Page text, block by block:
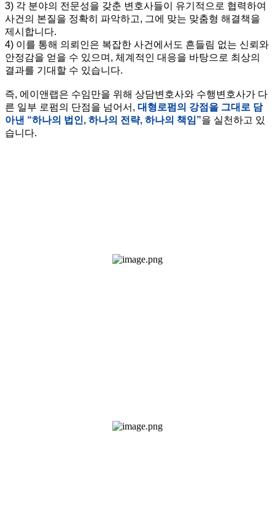
3) 각 분야의 전문성을 갖춘 변호사들이 유기적으로 협력하여
사건의 본질을 정확히 파악하고, 그에 맞는 맞춤형 해결책을
제시합니다.
4) 이를 통해 의뢰인은 복잡한 사건에서도 흔들림 없는 신뢰와
안정감을 얻을 수 있으며, 체계적인 대응을 바탕으로 최상의
결과를 기대할 수 있습니다.
즉, 에이앤랩은 수임만을 위해 상담변호사와 수행변호사가 다
른 일부 로펌의 단점을 넘어서, 대형로펌의 강점을 그대로 담
아낸 “하나의 법인, 하나의 전략, 하나의 책임”을 실천하고 있
습니다.